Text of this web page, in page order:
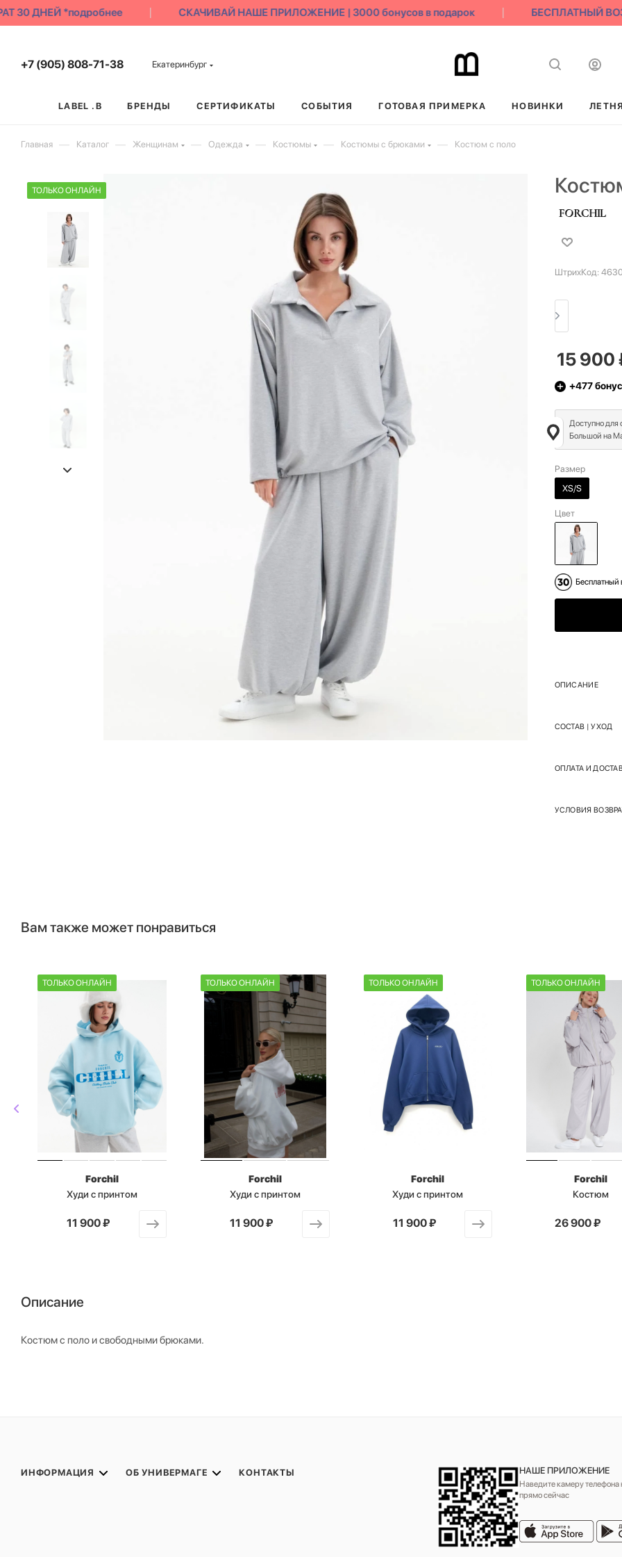
ДНЕЙ *подробнее СКАЧИВАЙ НАШЕ ПРИЛОЖЕНИЕ | 3000 бонусов в подарок БЕСПЛАТНЫЙ
+7 (905) 808-71-38 Екатеринбург
LABEL .B БРЕНДЫ СЕРТИФИКАТЫ СОБЫТИЯ ГОТОВАЯ ПРИМЕРКА НОВИНКИ
Главная — Каталог — Женщинам — Одежда — Костюмы — Костюмы с брюками — Костюм с поло
ТОЛЬКО ОНЛАЙН
ШтрихКод:
15 900
+477
Доступно для
Большой на
Размер
XS/S
Цвет
Бесплатный
ОПИСАНИЕ
СОСТАВ | УХОД
ОПЛАТА И
УСЛОВИЯ
Вам также может понравиться
ТОЛЬКО ОНЛАЙН
Forchil
Худи с принтом
от11 900 ₽
ТОЛЬКО ОНЛАЙН
Forchil
Худи с принтом
от11 900 ₽
ТОЛЬКО ОНЛАЙН
Forchil
Худи с принтом
11 900 ₽
ТОЛЬКО ОНЛАЙН
Forchil
Костюм
26 900 ₽
Описание
Костюм с поло и свободными брюками.
ИНФОРМАЦИЯ ОБ УНИВЕРМАГЕ КОНТАКТЫ НАШЕ ПРИЛОЖЕНИЕ
Наведите камеру телефона
прямо сейчас